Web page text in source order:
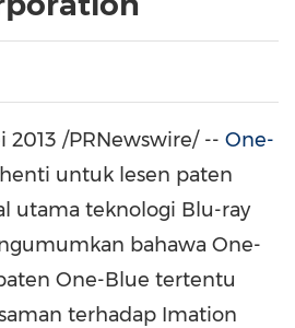
2013 /PRNewswire/ -- One-
untuk lesen paten
utama teknologi Blu-ray
bahawa One-
One-Blue tertentu
terhadap Imation